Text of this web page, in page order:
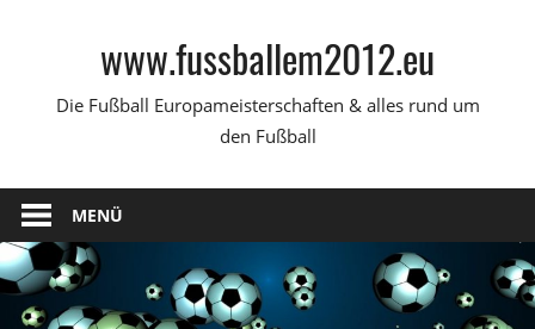
www.fussballem2012.eu
Die Fußball Europameisterschaften & alles rund um
den Fußball
MENÜ